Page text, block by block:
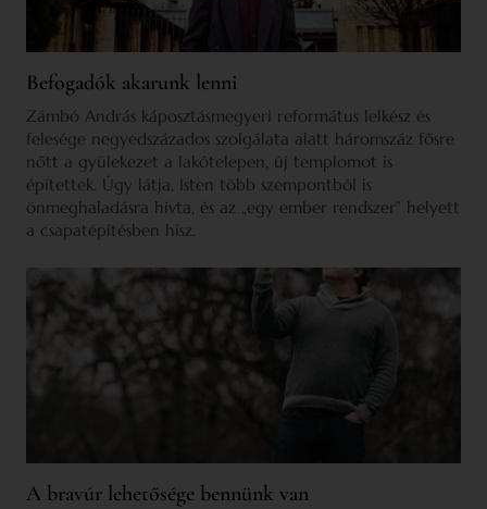
Befogadók akarunk lenni
Zámbó András káposztásmegyeri református lelkész és
felesége negyedszázados szolgálata alatt háromszáz fősre
nőtt a gyülekezet a lakótelepen, új templomot is
építettek. Úgy látja, Isten több szempontból is
önmeghaladásra hívta, és az „egy ember rendszer” helyett
a csapatépítésben hisz.
A bravúr lehetősége bennünk van